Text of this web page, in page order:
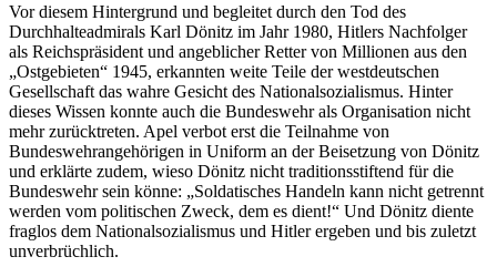
Vor diesem Hintergrund und begleitet durch den Tod des
Durchhalteadmirals Karl Dönitz im Jahr 1980, Hitlers Nachfolger
als Reichspräsident und angeblicher Retter von Millionen aus den
„Ostgebieten“ 1945, erkannten weite Teile der westdeutschen
Gesellschaft das wahre Gesicht des Nationalsozialismus. Hinter
dieses Wissen konnte auch die Bundeswehr als Organisation nicht
mehr zurücktreten. Apel verbot erst die Teilnahme von
Bundeswehrangehörigen in Uniform an der Beisetzung von Dönitz
und erklärte zudem, wieso Dönitz nicht traditionsstiftend für die
Bundeswehr sein könne: „Soldatisches Handeln kann nicht getrennt
werden vom politischen Zweck, dem es dient!“ Und Dönitz diente
fraglos dem Nationalsozialismus und Hitler ergeben und bis zuletzt
unverbrüchlich.